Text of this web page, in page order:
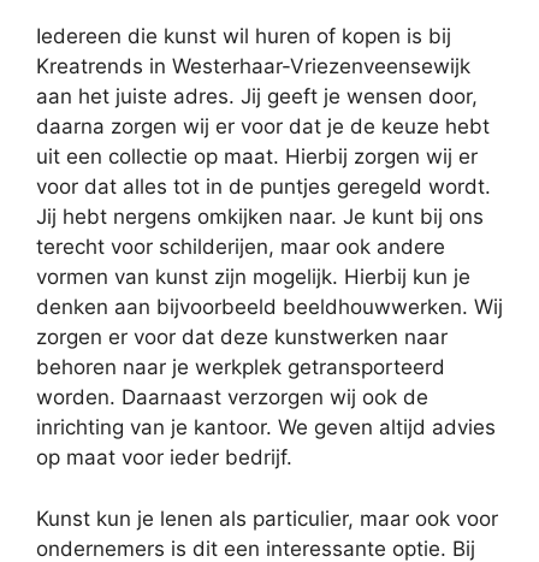
Iedereen die kunst wil huren of kopen is bij
Kreatrends in Westerhaar-Vriezenveensewijk
aan het juiste adres. Jij geeft je wensen door,
daarna zorgen wij er voor dat je de keuze hebt
uit een collectie op maat. Hierbij zorgen wij er
voor dat alles tot in de puntjes geregeld wordt.
Jij hebt nergens omkijken naar. Je kunt bij ons
terecht voor schilderijen, maar ook andere
vormen van kunst zijn mogelijk. Hierbij kun je
denken aan bijvoorbeeld beeldhouwwerken. Wij
zorgen er voor dat deze kunstwerken naar
behoren naar je werkplek getransporteerd
worden. Daarnaast verzorgen wij ook de
inrichting van je kantoor. We geven altijd advies
op maat voor ieder bedrijf.
Kunst kun je lenen als particulier, maar ook voor
ondernemers is dit een interessante optie. Bij